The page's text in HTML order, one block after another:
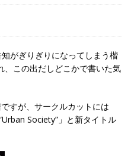
がぎりぎりになってしまう楷
、この出だしどこかで書いた気
すが、サークルカットには
Society”」と新タイトル